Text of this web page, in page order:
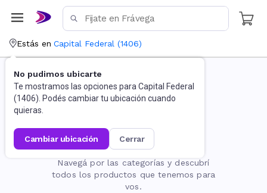
Estás en Capital Federal (1406)
No pudimos ubicarte
Te mostramos las opciones para Capital Federal
(1406). Podés cambiar tu ubicación cuando
quieras.
cambiar ubicación cerrar
La página no existe
Navegá por las categorías y descubrí
todos los productos que tenemos para
vos.